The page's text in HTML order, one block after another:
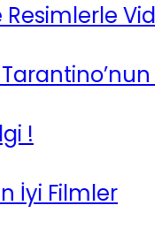
Filmler